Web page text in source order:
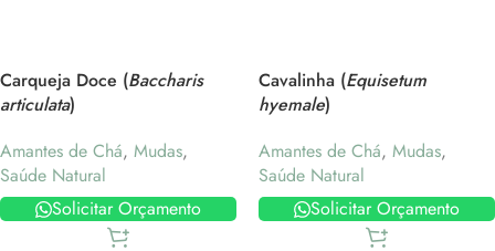
Carqueja Doce (Baccharis
articulata)
Amantes de Chá, Mudas,
Saúde Natural
Solicitar Orçamento
Cavalinha (Equisetum
hyemale)
Amantes de Chá, Mudas,
Saúde Natural
Solicitar Orçamento